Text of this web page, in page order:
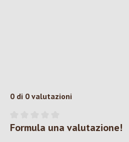
0 di 0 valutazioni
Valutazione media di 0 su 5 stelle
Formula una valutazione!